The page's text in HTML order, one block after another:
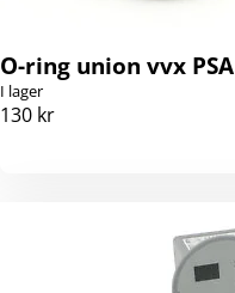
O-ring union vvx PSA
I lager
130 kr